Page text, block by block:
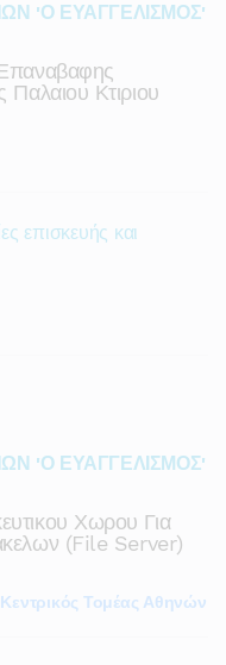
'Ο ΕΥΑΓΓΕΛΙΣΜΟΣ'
Κτιριου
επισκευής και
'Ο ΕΥΑΓΓΕΛΙΣΜΟΣ'
Χωρου Για
(file Server)
Κεντρικός Τομέας Αθηνών